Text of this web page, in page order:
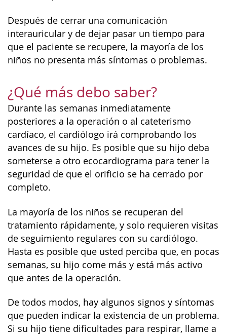
Después de cerrar una comunicación
interauricular y de dejar pasar un tiempo para
que el paciente se recupere, la mayoría de los
niños no presenta más síntomas o problemas.
¿Qué más debo saber?
Durante las semanas inmediatamente
posteriores a la operación o al cateterismo
cardíaco, el cardiólogo irá comprobando los
avances de su hijo. Es posible que su hijo deba
someterse a otro ecocardiograma para tener la
seguridad de que el orificio se ha cerrado por
completo.
La mayoría de los niños se recuperan del
tratamiento rápidamente, y solo requieren visitas
de seguimiento regulares con su cardiólogo.
Hasta es posible que usted perciba que, en pocas
semanas, su hijo come más y está más activo
que antes de la operación.
De todos modos, hay algunos signos y síntomas
que pueden indicar la existencia de un problema.
Si su hijo tiene dificultades para respirar, llame a